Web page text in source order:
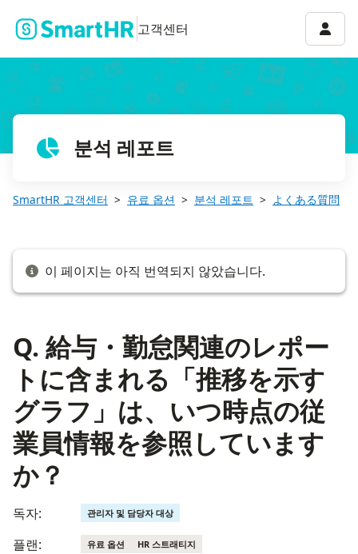
고객센터 계정
분석 레포트
SmartHR 고객센터 유료 옵션 분석 레포트 よくある質問
이 페이지는 아직 번역되지 않았습니다.
Q. 給与・勤怠関連のレポー
トに含まれる「推移を示す
グラフ」は、いつ時点の従
業員情報を参照しています
か？
독자: 관리자 및 담당자 대상
플랜: 유료 옵션 HR 스트래티지